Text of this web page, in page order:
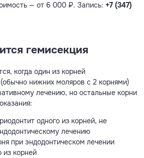
— от 6 000 ₽. Запись: +7 (347)
гемисекция
когда один из корней
нижних моляров с 2 корнями)
лечению, но остальные корни
одного из корней, не
лечению
при эндодонтическом лечении
из корней